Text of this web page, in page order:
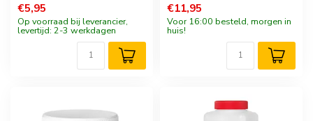
€5,95
Op voorraad bij leverancier,
levertijd: 2-3 werkdagen
€11,95
Voor 16:00 besteld, morgen in
huis!